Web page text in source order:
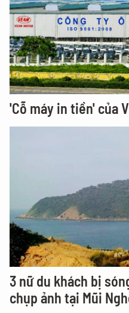
'Cỗ máy in tiền' của
3 nữ du khách bị
chụp ảnh tại Mũi